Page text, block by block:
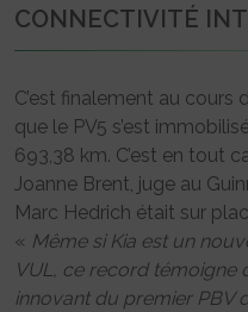
CONNECTIVITÉ
C’est finalement au
que le PV5 s’est
693,38 km. C’est en tout
Joanne Brent, juge au
Marc Hedrich était sur
« Même si Kia est un
VUL, ce record témoigne
innovant du premier PBV